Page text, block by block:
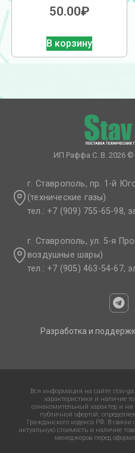
50.00₽
В корзину
ИП Раффа С. В. 2026
г. Ставрополь, пр. 1-й
(технические газы)
тел.: +7 (909) 755-65-98,
г. Ставрополь, ул. 5-я
воздушные шары)
тел.: +7 (905) 463-54-67,
Разработка и
Вся информация на сайте stav-
характеристики и наличие
ознакомительный характер и ни
публичной офертой,
Гражданского кодекса РФ. В
актуальную стоимость и наличие
менеджеров перед